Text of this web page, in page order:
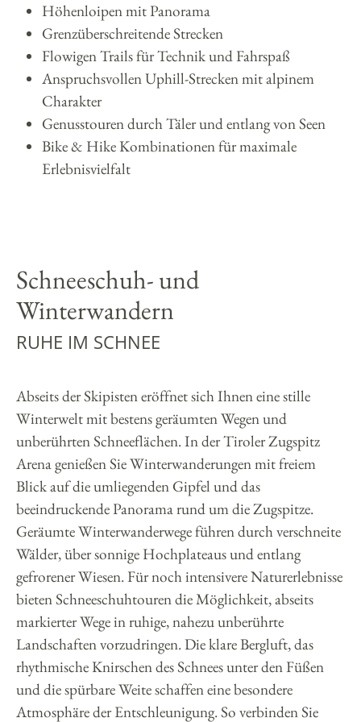
Höhenloipen mit Panorama
Grenzüberschreitende Strecken
Flowigen Trails für Technik und Fahrspaß
Anspruchsvollen Uphill-Strecken mit alpinem
Charakter
Genusstouren durch Täler und entlang von Seen
Bike & Hike Kombinationen für maximale
Erlebnisvielfalt
Schneeschuh- und
Winterwandern
RUHE IM SCHNEE
Abseits der Skipisten eröffnet sich Ihnen eine stille
Winterwelt mit bestens geräumten Wegen und
unberührten Schneeflächen. In der Tiroler Zugspitz
Arena genießen Sie Winterwanderungen mit freiem
Blick auf die umliegenden Gipfel und das
beeindruckende Panorama rund um die Zugspitze.
Geräumte Winterwanderwege führen durch verschneite
Wälder, über sonnige Hochplateaus und entlang
gefrorener Wiesen. Für noch intensivere Naturerlebnisse
bieten Schneeschuhtouren die Möglichkeit, abseits
markierter Wege in ruhige, nahezu unberührte
Landschaften vorzudringen. Die klare Bergluft, das
rhythmische Knirschen des Schnees unter den Füßen
und die spürbare Weite schaffen eine besondere
Atmosphäre der Entschleunigung. So verbinden Sie